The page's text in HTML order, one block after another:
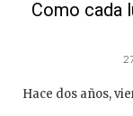
Como cada
Hace dos años,